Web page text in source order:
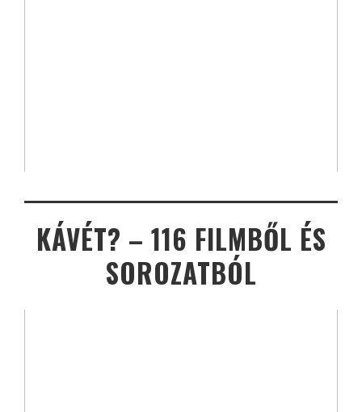
KÁVÉT? – 116 FILMBŐL ÉS
SOROZATBÓL